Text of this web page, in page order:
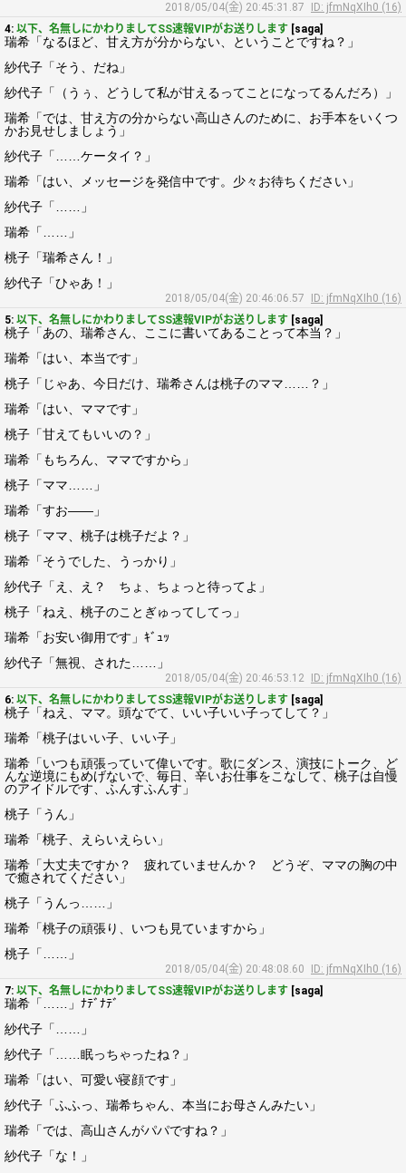
2018/05/04(金) 20:45:31.87
ID: jfmNqXIh0 (16)
4: 以下、名無しにかわりましてSS速報VIPがお送りします [saga]
瑞希「なるほど、甘え方が分からない、ということですね？」
紗代子「そう、だね」
紗代子「（うぅ、どうして私が甘えるってことになってるんだろ）」
瑞希「では、甘え方の分からない高山さんのために、お手本をいくつ
かお見せしましょう」
紗代子「……ケータイ？」
瑞希「はい、メッセージを発信中です。少々お待ちください」
紗代子「……」
瑞希「……」
桃子「瑞希さん！」
紗代子「ひゃあ！」
2018/05/04(金) 20:46:06.57
ID: jfmNqXIh0 (16)
5: 以下、名無しにかわりましてSS速報VIPがお送りします [saga]
桃子「あの、瑞希さん、ここに書いてあることって本当？」
瑞希「はい、本当です」
桃子「じゃあ、今日だけ、瑞希さんは桃子のママ……？」
瑞希「はい、ママです」
桃子「甘えてもいいの？」
瑞希「もちろん、ママですから」
桃子「ママ……」
瑞希「すお――」
桃子「ママ、桃子は桃子だよ？」
瑞希「そうでした、うっかり」
紗代子「え、え？ ちょ、ちょっと待ってよ」
桃子「ねえ、桃子のことぎゅってしてっ」
瑞希「お安い御用です」ｷﾞｭｯ
紗代子「無視、された……」
2018/05/04(金) 20:46:53.12
ID: jfmNqXIh0 (16)
6: 以下、名無しにかわりましてSS速報VIPがお送りします [saga]
桃子「ねえ、ママ。頭なでて、いい子いい子ってして？」
瑞希「桃子はいい子、いい子」
瑞希「いつも頑張っていて偉いです。歌にダンス、演技にトーク、ど
んな逆境にもめげないで、毎日、辛いお仕事をこなして、桃子は自慢
のアイドルです、ふんすふんす」
桃子「うん」
瑞希「桃子、えらいえらい」
瑞希「大丈夫ですか？ 疲れていませんか？ どうぞ、ママの胸の中
で癒されてください」
桃子「うんっ……」
瑞希「桃子の頑張り、いつも見ていますから」
桃子「……」
2018/05/04(金) 20:48:08.60
ID: jfmNqXIh0 (16)
7: 以下、名無しにかわりましてSS速報VIPがお送りします [saga]
瑞希「……」ﾅﾃﾞﾅﾃﾞ
紗代子「……」
紗代子「……眠っちゃったね？」
瑞希「はい、可愛い寝顔です」
紗代子「ふふっ、瑞希ちゃん、本当にお母さんみたい」
瑞希「では、高山さんがパパですね？」
紗代子「な！」